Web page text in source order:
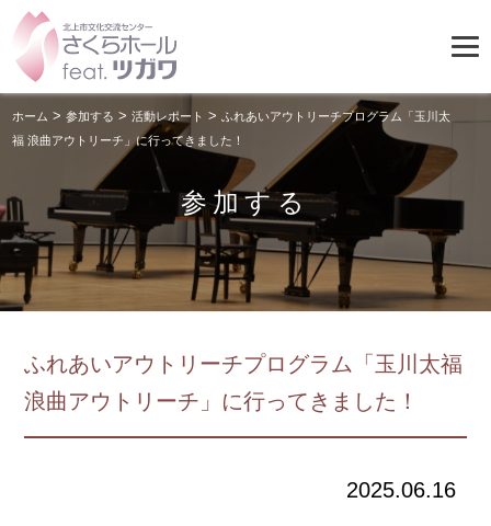
参加する
ホーム >参加する >活動レポート >ふれあいアウトリーチプログラム「玉川太
福 浪曲アウトリーチ」に行ってきました！
ふれあいアウトリーチプログラム「玉川太福
浪曲アウトリーチ」に行ってきました！
2025.06.16